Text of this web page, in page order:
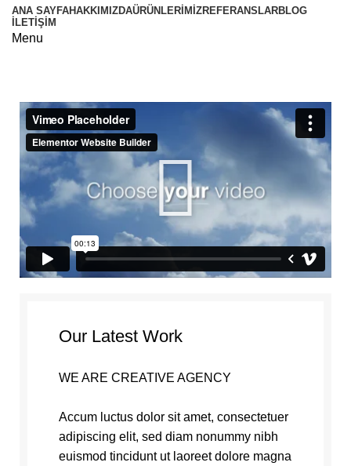
ANA SAYFAHAKKIMIZDAÜRÜNLERIMIZREFERANSLARBLOG
İLETIŞIM
Menu
Our Latest Work
WE ARE CREATIVE AGENCY
Accum luctus dolor sit amet, consectetuer
adipiscing elit, sed diam nonummy nibh
euismod tincidunt ut laoreet dolore magna